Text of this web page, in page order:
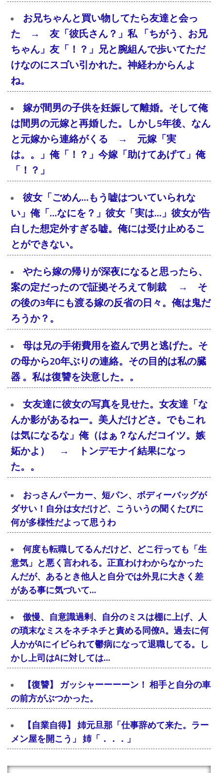
お兄ちゃんと買い物してたら友達と会っ
た → 友「彼氏さん？」私 「ちがう、お兄
ちゃん」友「！？」兄と腕組んで歩いてただ
けなのにスゴい引かれた。神経わからんよ
ね。
嫁が間男の子供を妊娠して離婚。そして俺
は間男の元嫁と再婚した。しかし5年後、なん
と元嫁から連絡がくる → 元嫁「実
は。。」俺「！？」今嫁「助けてあげて」俺
「！？」
彼女「ごめん…もう嘘はついていられな
い」俺「…なにを？」彼女「実は…」彼女が告
白した想定外すぎる嘘。俺には受け止めるこ
とができない。
やたら嫁の帰りが深夜になると思ったら、
案の定だったので証拠そろえて制裁 → そ
の後の3年にも渡る嫁の反省の日々。俺は鬼だ
ろうか？。
母は兄の手術費用を盗んで男と逃げた。そ
の母から20年ぶりの連絡。その目的は私の臓
器 。私は復讐を決意した。。
女友達に彼女の写真を見せた。女友達「な
んか影があるねー。美人だけどさ。でもこれ
は気になるな」俺（はぁ？なんだコイツ。嫉
妬かよ） → トンデモナイ結果になっ
た。。
おっさんパーカー、短パン、ボディーバッグが
ダサい！自分は女だけど、こういうの聞くたびに
何が多様性だよって思うわ
何度も転職してるんだけど、どこ行っても「生
意気」と悪く言われる。正直わけわからなかった
んだが、あるとき他人と自分では外見に大きく差
がある事に気づいて…
傲慢、自意識過剰、自分のミスは棚に上げ、人
の瑣末なミスをネチネチと責める同僚A。過去に何
人かがAにイビられて鬱病になって退職してる。し
かし上司はAに対しては…
【復讐】 ガッシャーーーーン！ 相手と自分の車
の前方がぶつかった。
【自業自得】 姉元旦那「仕事辞めて来た。ラー
メン屋を開こう」 姉「．．．」